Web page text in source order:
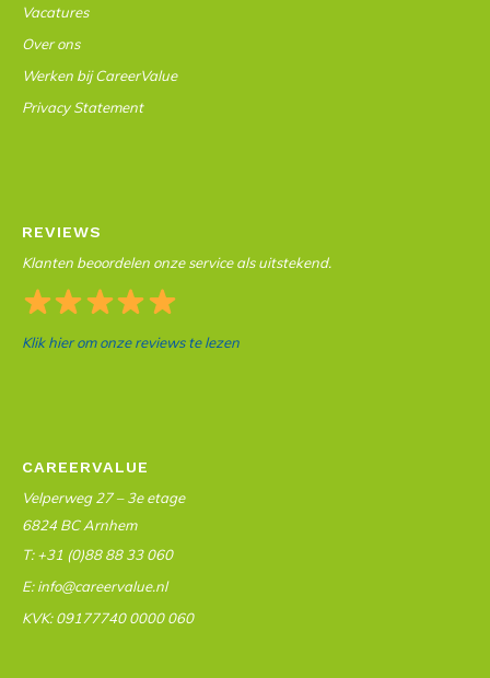
Vacatures
Over ons
Werken bij CareerValue
Privacy Statement
REVIEWS
Klanten beoordelen onze service als uitstekend.
Klik hier om onze reviews te lezen
CAREERVALUE
Velperweg 27 – 3e etage
6824 BC Arnhem
T: +31 (0)88 88 33 060
E: info@careervalue.nl
KVK: 09177740 0000 060